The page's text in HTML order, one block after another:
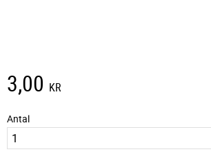
3,00 KR
Antal